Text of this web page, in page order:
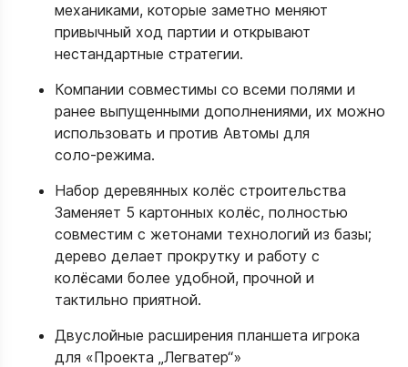
механиками, которые заметно меняют
привычный ход партии и открывают
нестандартные стратегии.
Компании совместимы со всеми полями и
ранее выпущенными дополнениями, их можно
использовать и против Автомы для
соло‑режима.
Набор деревянных колёс строительства
Заменяет 5 картонных колёс, полностью
совместим с жетонами технологий из базы;
дерево делает прокрутку и работу с
колёсами более удобной, прочной и
тактильно приятной.
Двуслойные расширения планшета игрока
для «Проекта „Легватер“»